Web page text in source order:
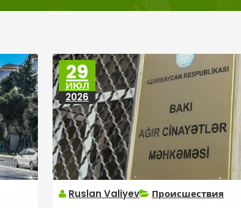
29
ИЮЛ
2026
Ruslan Valiyev Происшествия